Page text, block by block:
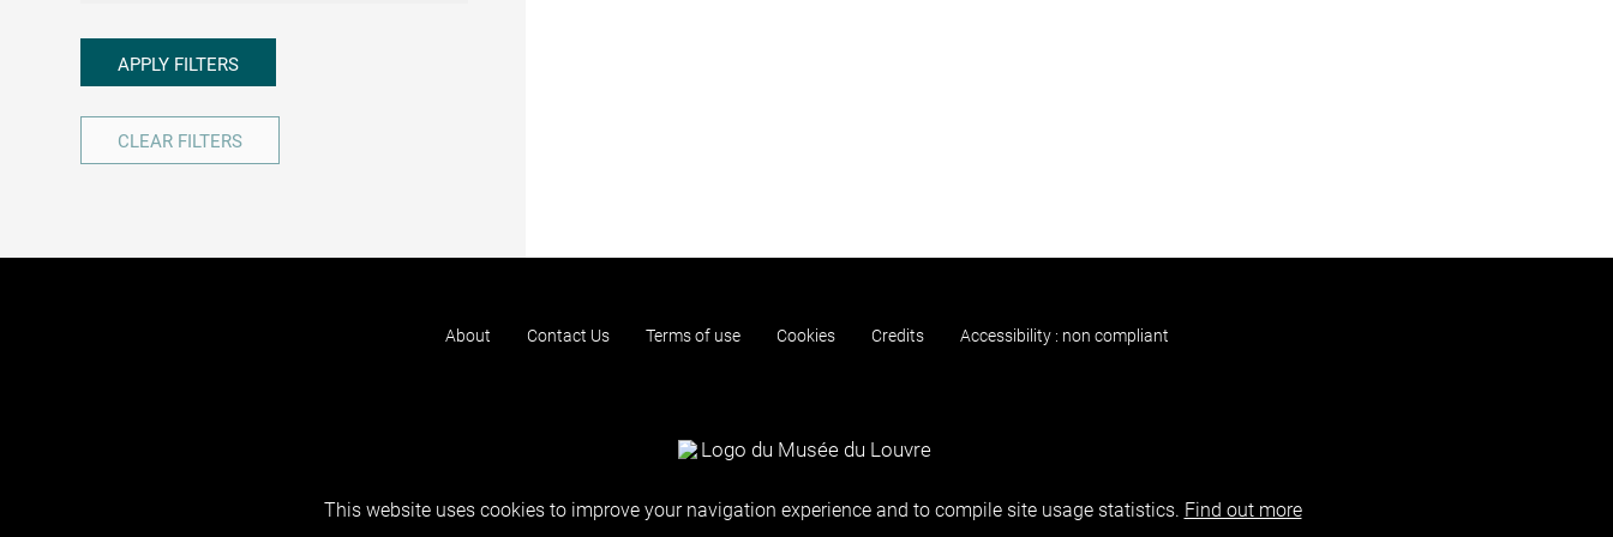
APPLY FILTERS
CLEAR FILTERS
About Contact Us Terms of use Cookies Credits Accessibility : non compliant
This website uses cookies to improve your navigation experience and to compile site usage statistics. Find out more